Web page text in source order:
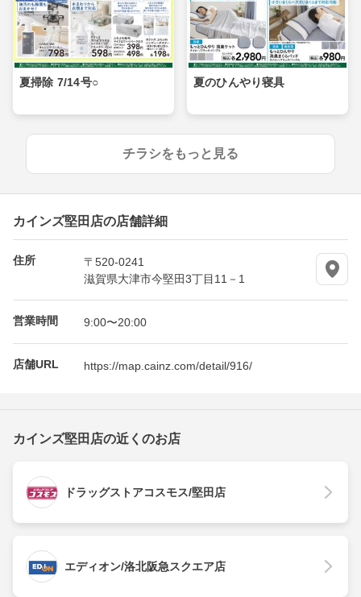
夏掃除 7/14号○ 夏のひんやり寝具
チラシをもっと見る
カインズ堅田店の店舗詳細
住所
〒520-0241
滋賀県大津市今堅田3丁目11－1
営業時間 9:00〜20:00
店舗URL https://map.cainz.com/detail/916/
カインズ堅田店の近くのお店
ドラッグストアコスモス/堅田店
エディオン/洛北阪急スクエア店